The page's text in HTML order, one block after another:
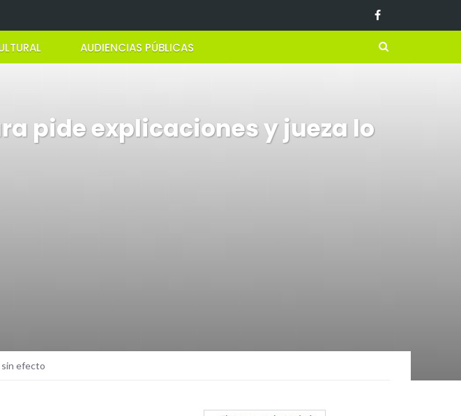
AUDIENCIAS PÚBLICAS
pide explicaciones y jueza lo
sin efecto